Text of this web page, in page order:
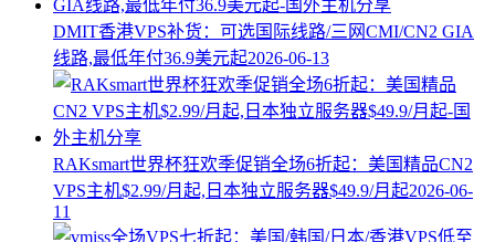
DMIT香港VPS补货：可选国际线路/三网CMI/CN2 GIA
线路,最低年付36.9美元起2026-06-13
RAKsmart世界杯狂欢季促销全场6折起：美国精品CN2
VPS主机$2.99/月起,日本独立服务器$49.9/月起2026-06-
11